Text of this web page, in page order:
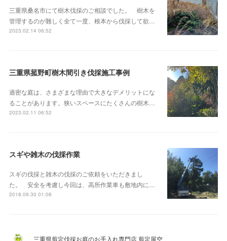
三重県桑名市にて樹木伐採のご相談でした。 樹木を
管理するのが難しく全て一度、根本から伐採して欲…
2023.02.14 06:52
三重県菰野町樹木間引き伐採施工事例
過密な庭は、さまざまな理由で大きなデメリットにな
ることがあります。狭いスペースにたくさんの樹木…
2023.02.11 06:52
スギや雑木の伐採作業
スギの伐採と雑木の伐採のご依頼をいただきまし
た。 安全を考慮し今回は、高所作業車も敷地内に…
2018.09.30 01:08
三重県剪定伐採お庭のお手入れ専門店 剪定屋空